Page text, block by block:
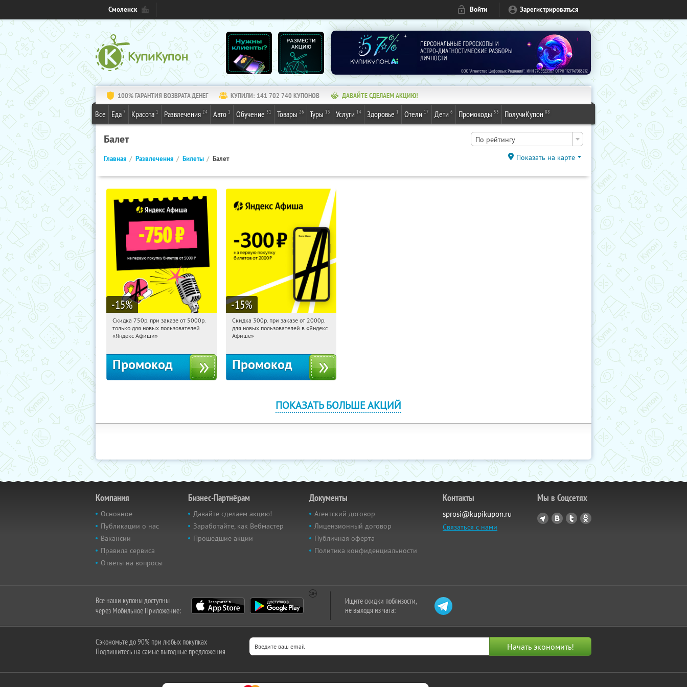
Смоленск Войти Зарегистрироваться
100% ГАРАНТИЯ ВОЗВРАТА ДЕНЕГ КУПИЛИ: 141 702 740КУПОНОВ ДАВАЙТЕ СДЕЛАЕМ АКЦИЮ!
Все Еда 7 Красота 1 Развлечения 24 Авто 1 Обучение 31 Товары 26 Туры 13 Услуги 14 Здоровье 1 Отели 17 Дети 6 Промокоды 53 ПолучиКупон 88
Балет По рейтингу
Главная Развлечения Билеты Балет Показать на карте
-15%
07:21:39 Получили:114
Россия
Скидка 750р. при заказе от 5000р.
только для новых пользователей
«Яндекс Афиши»
Промокод
-15%
07:21:39 Получили:65
Россия
Скидка 300р. при заказе от 2000р.
для новых пользователей в «Яндекс
Афише»
Промокод
ПОКАЗАТЬ БОЛЬШЕ АКЦИЙ
Компания
Основное
Публикации о нас
Вакансии
Правила сервиса
Ответы на вопросы
Бизнес-Партнёрам
Давайте сделаем акцию!
Заработайте, как Вебмастер
Прошедшие акции
Документы
Агентский договор
Лицензионный договор
Публичная оферта
Политика конфиденциальности
Контакты
sprosi@kupikupon.ru
Связаться с нами
Мы в Соцсетях
Все наши купоны доступны
через Мобильное Приложение:
Ищите скидки поблизости,
не выходя из чата:
Сэкономьте до 90% при любых покупках
Подпишитесь на самые выгодные предложения